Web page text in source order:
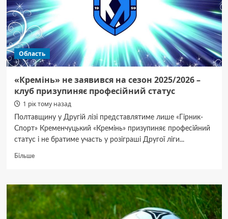
відсутнє
водопостачання
Область
«Кремінь» не заявився на сезон 2025/2026 –
клуб призупиняє професійний статус
1 рік тому назад
Полтавщину у Другій лізі представлятиме лише «Гірник-
Спорт» Кременчуцький «Кремінь» призупиняє професійний
статус і не братиме участь у розіграші Другої ліги...
БільшеДокладніше
не заявився
на сезон
2025/2026